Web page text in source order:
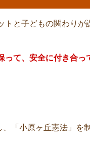
と子どもの関わりが
て、安全に付き合っ
「小原ヶ丘憲法」を